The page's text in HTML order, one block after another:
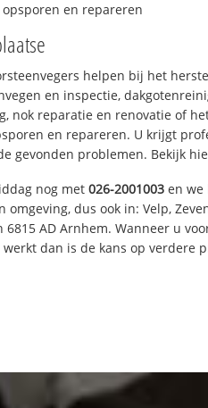
opsporen en repareren
helpen bij het
en inspectie,
nok reparatie en renovatie of
en repareren. U krijgt
gevonden problemen. Bekijk
nog met 026-2001003 en we
omgeving, dus ook in: Velp,
AD Arnhem. Wanneer u
werkt dan is de kans op verdere